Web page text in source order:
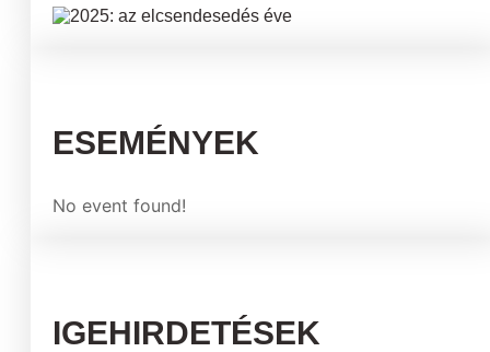
ESEMÉNYEK
No event found!
IGEHIRDETÉSEK